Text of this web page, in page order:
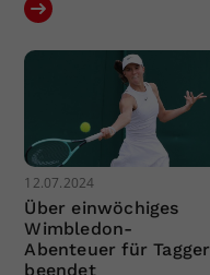
12.07.2024
Über einwöchiges
Wimbledon-
Abenteuer für Tagger
beendet